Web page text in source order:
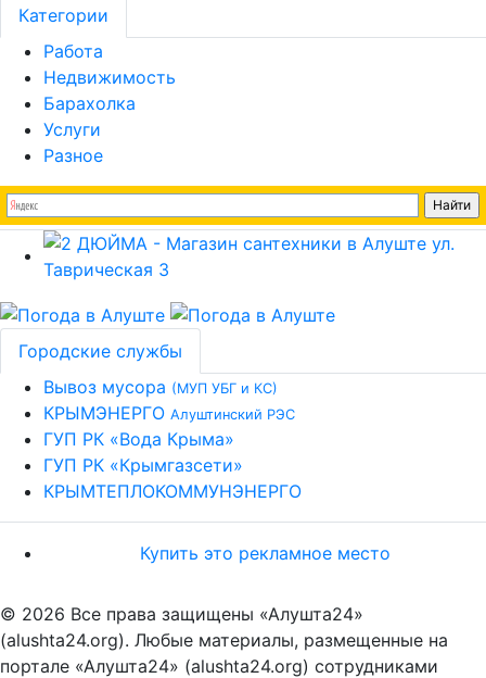
Категории
Работа
Недвижимость
Барахолка
Услуги
Разное
Городские службы
Вывоз мусора (МУП УБГ и КС)
КРЫМЭНЕРГО Алуштинский РЭС
ГУП РК «Вода Крыма»
ГУП РК «Крымгазсети»
КРЫМТЕПЛОКОММУНЭНЕРГО
Купить это рекламное место
© 2026 Все права защищены «Алушта24»
(alushta24.org). Любые материалы, размещенные на
портале «Алушта24» (alushta24.org) сотрудниками